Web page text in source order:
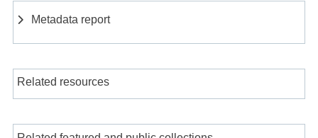
Metadata report
Related resources